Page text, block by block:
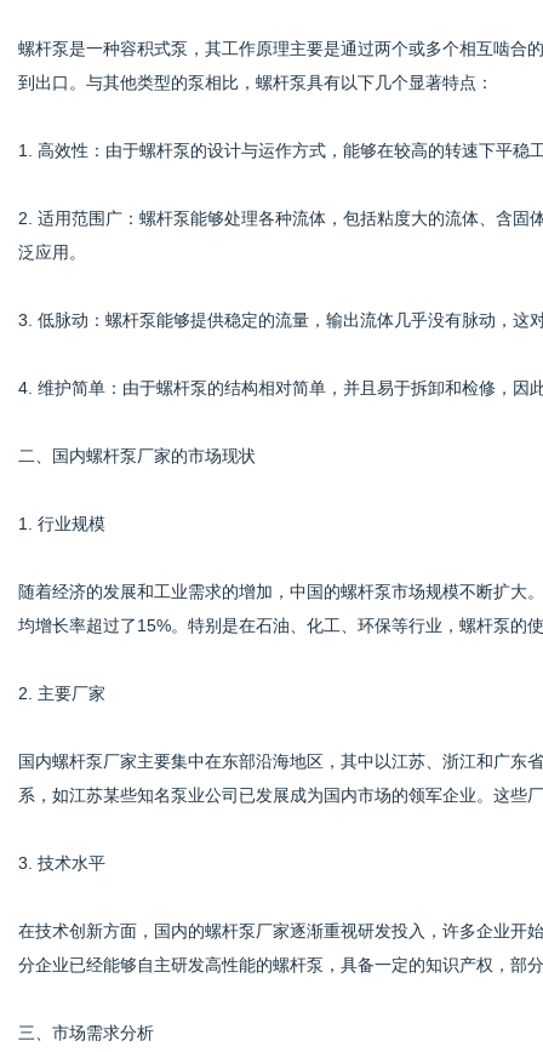
螺杆泵是一种容积式泵，其工作原理主要是通过两个或多个相互啮合
到出口。与其他类型的泵相比，螺杆泵具有以下几个显著特点：
1. 高效性：由于螺杆泵的设计与运作方式，能够在较高的转速下平
2. 适用范围广：螺杆泵能够处理各种流体，包括粘度大的流体、含
泛应用。
3. 低脉动：螺杆泵能够提供稳定的流量，输出流体几乎没有脉动，这
4. 维护简单：由于螺杆泵的结构相对简单，并且易于拆卸和检修，因
二、国内螺杆泵厂家的市场现状
1. 行业规模
随着经济的发展和工业需求的增加，中国的螺杆泵市场规模不断扩大
均增长率超过了15%。特别是在石油、化工、环保等行业，螺杆泵的
2. 主要厂家
国内螺杆泵厂家主要集中在东部沿海地区，其中以江苏、浙江和广东
系，如江苏某些知名泵业公司已发展成为国内市场的领军企业。这些
3. 技术水平
在技术创新方面，国内的螺杆泵厂家逐渐重视研发投入，许多企业开
分企业已经能够自主研发高性能的螺杆泵，具备一定的知识产权，部
三、市场需求分析